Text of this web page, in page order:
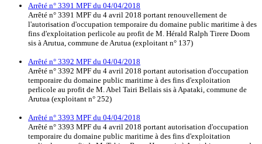
Arrêté n° 3391 MPF du 04/04/2018
Arrêté n° 3391 MPF du 4 avril 2018 portant renouvellement de
l'autorisation d'occupation temporaire du domaine public maritime à des
fins d'exploitation perlicole au profit de M. Hérald Ralph Tirere Doom
sis à Arutua, commune de Arutua (exploitant n° 137)
Arrêté n° 3392 MPF du 04/04/2018
Arrêté n° 3392 MPF du 4 avril 2018 portant autorisation d'occupation
temporaire du domaine public maritime à des fins d'exploitation
perlicole au profit de M. Abel Tairi Bellais sis à Apataki, commune de
Arutua (exploitant n° 252)
Arrêté n° 3393 MPF du 04/04/2018
Arrêté n° 3393 MPF du 4 avril 2018 portant autorisation d'occupation
temporaire du domaine public maritime à des fins d'exploitation